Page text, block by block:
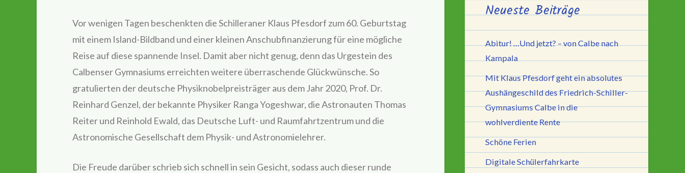
Vor wenigen Tagen beschenkten die Schilleraner Klaus Pfesdorf zum 60. Geburtstag
mit einem Island-Bildband und einer kleinen Anschubfinanzierung für eine mögliche
Reise auf diese spannende Insel. Damit aber nicht genug, denn das Urgestein des
Calbenser Gymnasiums erreichten weitere überraschende Glückwünsche. So
gratulierten der deutsche Physiknobelpreisträger aus dem Jahr 2020, Prof. Dr.
Reinhard Genzel, der bekannte Physiker Ranga Yogeshwar, die Astronauten Thomas
Reiter und Reinhold Ewald, das Deutsche Luft- und Raumfahrtzentrum und die
Astronomische Gesellschaft dem Physik- und Astronomielehrer.
Die Freude darüber schrieb sich schnell in sein Gesicht, sodass auch dieser runde
Neueste Beiträge
Abitur! …Und jetzt? – von Calbe nach
Kampala
Mit Klaus Pfesdorf geht ein absolutes
Aushängeschild des Friedrich-Schiller-
Gymnasiums Calbe in die
wohlverdiente Rente
Schöne Ferien
Digitale Schülerfahrkarte